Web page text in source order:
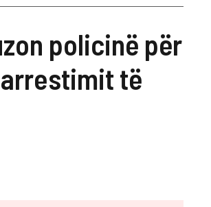
policinë për
arrestimit të